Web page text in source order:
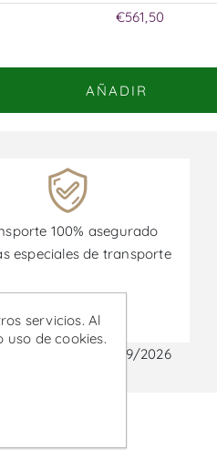
€561,50
AÑADIR
100% asegurado
especiales de transporte
hasta el 30/09/2026
servicios. Al
uso de cookies.